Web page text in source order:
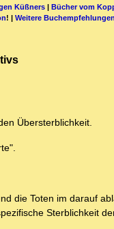
Küßners| Bücher vom
! | Weitere Buchempfehlungen
Übersterblichkeit.
die Toten im darauf
Sterblichkeit